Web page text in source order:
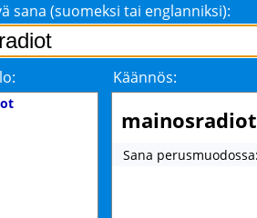
sana (suomeksi tai englanniksi):
Käännös:
Sana perusmuodossa: